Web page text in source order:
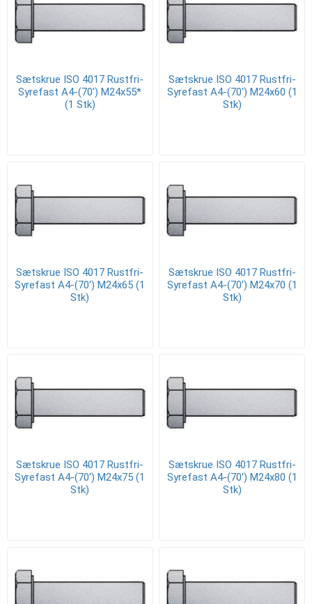
Sætskrue ISO 4017 Rustfri-
Syrefast A4-(70') M24x55*
(1 Stk)
Sætskrue ISO 4017 Rustfri-
Syrefast A4-(70') M24x60 (1
Stk)
Sætskrue ISO 4017 Rustfri-
Syrefast A4-(70') M24x65 (1
Stk)
Sætskrue ISO 4017 Rustfri-
Syrefast A4-(70') M24x70 (1
Stk)
Sætskrue ISO 4017 Rustfri-
Syrefast A4-(70') M24x75 (1
Stk)
Sætskrue ISO 4017 Rustfri-
Syrefast A4-(70') M24x80 (1
Stk)